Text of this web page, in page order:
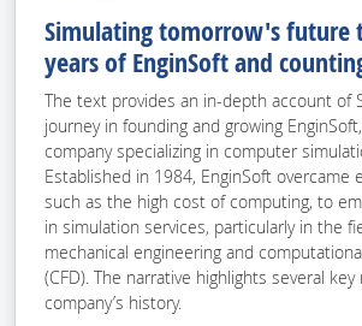
Simulating tomorrow's future
years of EnginSoft and
The text provides an in-depth account of
journey in founding and growing
company specializing in computer
Established in 1984, EnginSoft overcame
such as the high cost of computing, to
in simulation services, particularly in the
mechanical engineering and
(CFD). The narrative highlights several
company’s history.